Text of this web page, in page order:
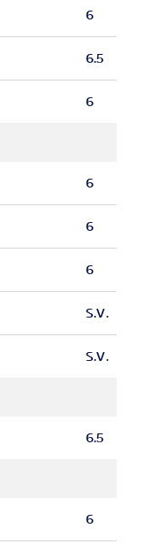
6
6.5
6
6
6
6
S.V.
S.V.
6.5
6